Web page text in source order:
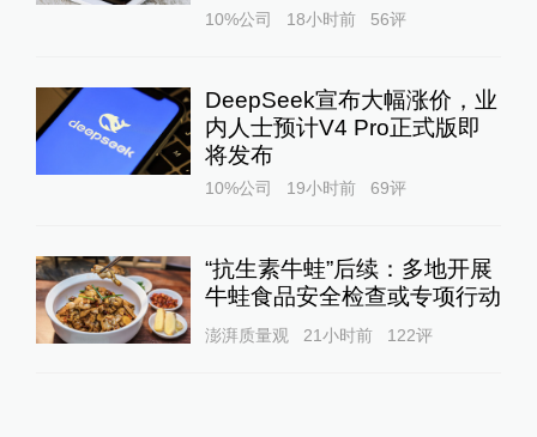
10%公司 18小时前 56评
DeepSeek宣布大幅涨价，业
内人士预计V4 Pro正式版即
将发布
10%公司 19小时前 69评
“抗生素牛蛙”后续：多地开展
牛蛙食品安全检查或专项行动
澎湃质量观 21小时前 122评